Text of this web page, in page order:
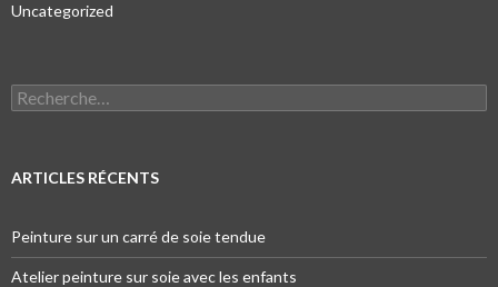
Uncategorized
Recherche pour :
ARTICLES RÉCENTS
Peinture sur un carré de soie tendue
Atelier peinture sur soie avec les enfants